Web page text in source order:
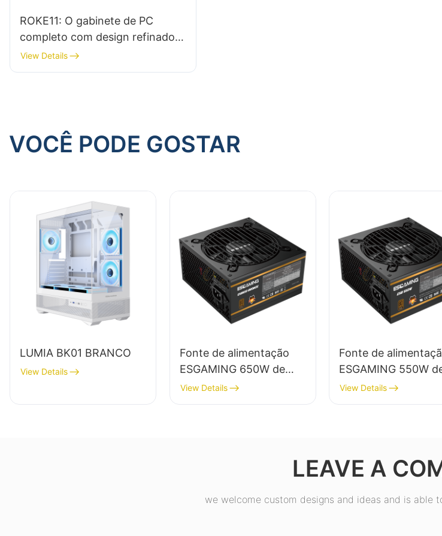
ROKE11: O gabinete de PC
completo com design refinado
de cantos arredondados de
360°
View Details
VOCÊ PODE GOSTAR
LUMIA BK01 BRANCO
View Details
Fonte de alimentação
ESGAMING 650W de
alta qualidade, 85% de
eficiência, módulo
View Details
Fonte de
ESGAMING 550W
alta qualidade, 85%
eficiência,
View Details
LEAVE A
we welcome custom designs and ideas and is able